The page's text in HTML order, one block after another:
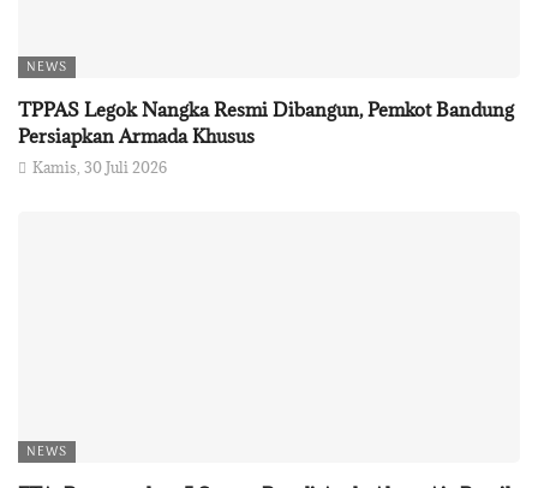
NEWS
TPPAS Legok Nangka Resmi Dibangun, Pemkot Bandung
Persiapkan Armada Khusus
Kamis, 30 Juli 2026
NEWS